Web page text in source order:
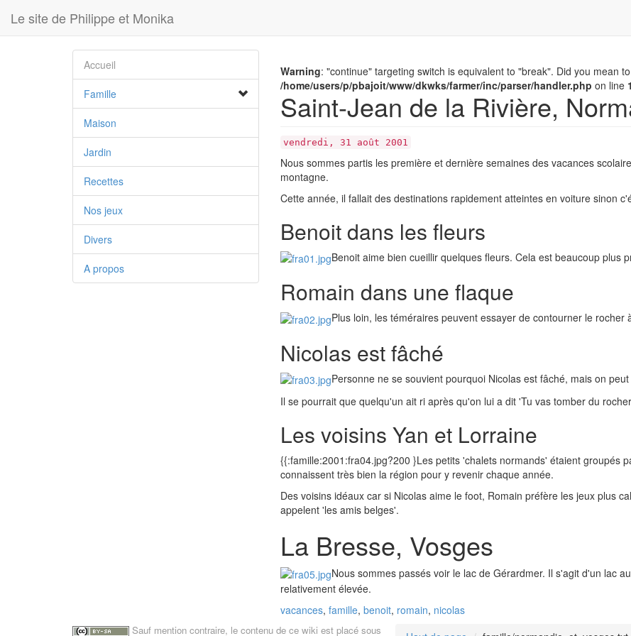
Le site de Philippe et Monika
Accueil
Famille
Maison
Jardin
Recettes
Nos jeux
Divers
A propos
Warning: "continue" targeting switch is equivalent to "break". Did you mean
/home/users/p/pbajoit/www/dkwks/farmer/inc/parser/handler.php on line
Saint-Jean de la Rivière,
vendredi, 31 août 2001
Nous sommes partis les première et dernière semaines des vacances
montagne.
Cette année, il fallait des destinations rapidement atteintes en voiture sinon
Benoit dans les fleurs
Benoit aime bien cueillir quelques fleurs. Cela est beaucoup plus
Romain dans une flaque
Plus loin, les téméraires peuvent essayer de contourner le rocher
Nicolas est fâché
Personne ne se souvient pourquoi Nicolas est fâché, mais on
Il se pourrait que quelqu'un ait ri après qu'on lui a dit 'Tu vas tomber du
Les voisins Yan et Lorraine
{{:famille:2001:fra04.jpg?200 }Les petits 'chalets normands' étaient groupés
connaissent très bien la région pour y revenir chaque année.
Des voisins idéaux car si Nicolas aime le foot, Romain préfère les jeux plus
appelent 'les amis belges'.
La Bresse, Vosges
Nous sommes passés voir le lac de Gérardmer. Il s'agit d'un lac
relativement élevée.
vacances, famille, benoit, romain, nicolas
Sauf mention contraire, le contenu de ce wiki est placé sous